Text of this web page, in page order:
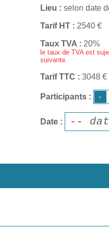
Lieu selon date
Tarif HT 2540€
Taux TVA 20%
le taux de TVA est
suivante.
Tarif TTC 3048 €
Participants
Date